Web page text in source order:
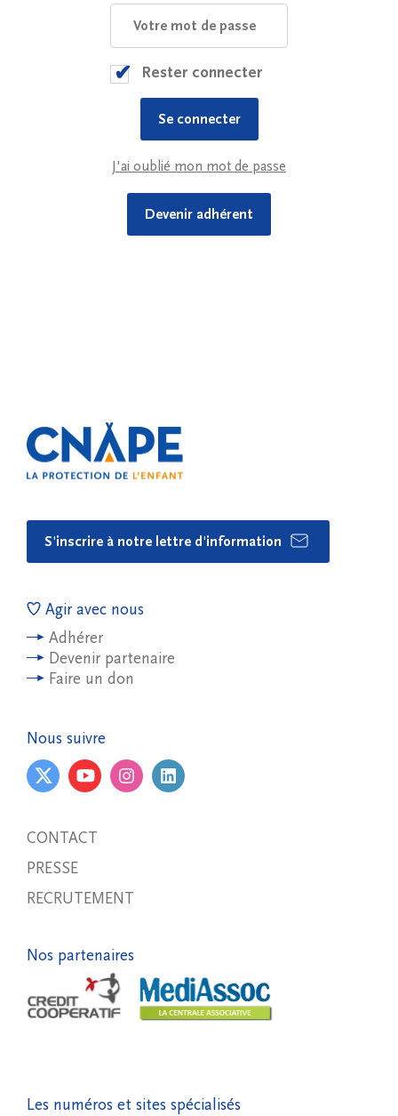
Rester connecter
J'ai oublié mon mot de passe
Devenir adhérent
S'inscrire à notre lettre d'information
Agir avec nous
Adhérer
Devenir partenaire
Faire un don
Nous suivre
CONTACT
PRESSE
RECRUTEMENT
Nos partenaires
Les numéros et sites spécialisés